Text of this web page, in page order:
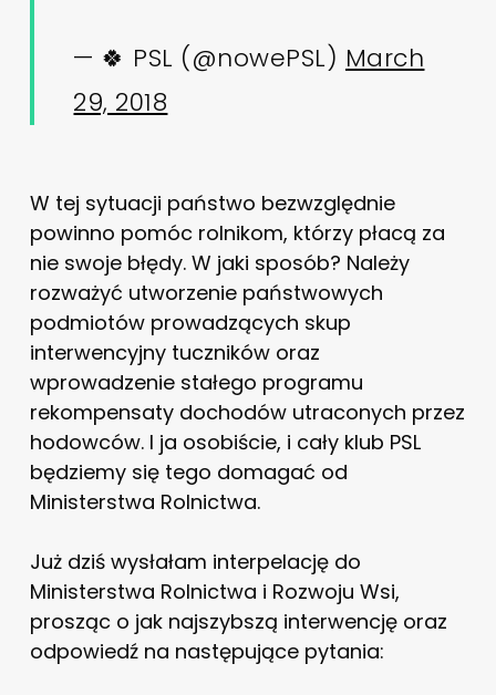
— 🍀 PSL (@nowePSL) March
29, 2018
W tej sytuacji państwo bezwzględnie
powinno pomóc rolnikom, którzy płacą za
nie swoje błędy. W jaki sposób? Należy
rozważyć utworzenie państwowych
podmiotów prowadzących skup
interwencyjny tuczników oraz
wprowadzenie stałego programu
rekompensaty dochodów utraconych przez
hodowców. I ja osobiście, i cały klub PSL
będziemy się tego domagać od
Ministerstwa Rolnictwa.
Już dziś wysłałam interpelację do
Ministerstwa Rolnictwa i Rozwoju Wsi,
prosząc o jak najszybszą interwencję oraz
odpowiedź na następujące pytania: